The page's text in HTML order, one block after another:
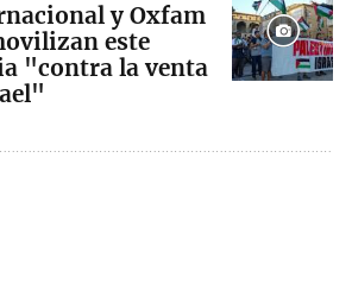
y Oxfam
este
"contra la venta